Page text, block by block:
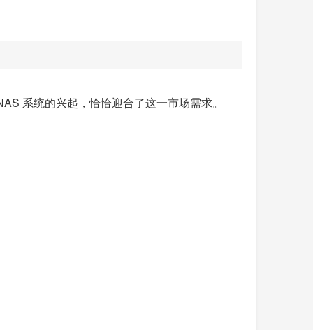
系统的兴起，恰恰迎合了这一市场需求。